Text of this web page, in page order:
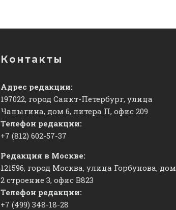
Контакты
Адрес редакции:
197022, город Санкт-Петербург, улица
Чапыгина, дом 6, литера П, офис 209
Телефон редакции:
+7 (812) 602-57-37
Редакция в Москве:
121596, город Москва, улица Горбунова, дом
2 строение 3, офис ​В823
Телефон редакции:
+7 (499) 348-18-28